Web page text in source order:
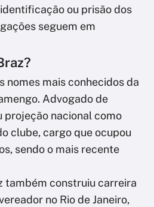
ou prisão dos
seguem em
nomes mais conhecidos da
Advogado de
projeção nacional como
clube, cargo que ocupou
sendo o mais recente
também construiu carreira
no Rio de Janeiro,